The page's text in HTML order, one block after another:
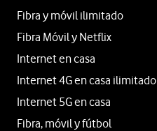
Fibra y móvil ilimitado
Fibra Móvil y Netflix
Internet en casa
Internet 4G en casa ilimitado
Internet 5G en casa
Fibra, móvil y fútbol